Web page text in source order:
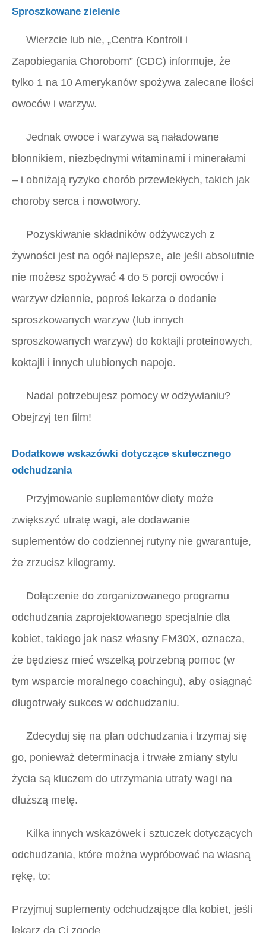
Sproszkowane zielenie
Wierzcie lub nie, „Centra Kontroli i
Zapobiegania Chorobom” (CDC) informuje, że
tylko 1 na 10 Amerykanów spożywa zalecane ilości
owoców i warzyw.
Jednak owoce i warzywa są naładowane
błonnikiem, niezbędnymi witaminami i minerałami
– i obniżają ryzyko chorób przewlekłych, takich jak
choroby serca i nowotwory.
Pozyskiwanie składników odżywczych z
żywności jest na ogół najlepsze, ale jeśli absolutnie
nie możesz spożywać 4 do 5 porcji owoców i
warzyw dziennie, poproś lekarza o dodanie
sproszkowanych warzyw (lub innych
sproszkowanych warzyw) do koktajli proteinowych,
koktajli i innych ulubionych napoje.
Nadal potrzebujesz pomocy w odżywianiu?
Obejrzyj ten film!
Dodatkowe wskazówki dotyczące skutecznego
odchudzania
Przyjmowanie suplementów diety może
zwiększyć utratę wagi, ale dodawanie
suplementów do codziennej rutyny nie gwarantuje,
że zrzucisz kilogramy.
Dołączenie do zorganizowanego programu
odchudzania zaprojektowanego specjalnie dla
kobiet, takiego jak nasz własny FM30X, oznacza,
że ​​będziesz mieć wszelką potrzebną pomoc (w
tym wsparcie moralnego coachingu), aby osiągnąć
długotrwały sukces w odchudzaniu.
Zdecyduj się na plan odchudzania i trzymaj się
go, ponieważ determinacja i trwałe zmiany stylu
życia są kluczem do utrzymania utraty wagi na
dłuższą metę.
Kilka innych wskazówek i sztuczek dotyczących
odchudzania, które można wypróbować na własną
rękę, to:
Przyjmuj suplementy odchudzające dla kobiet, jeśli
lekarz da Ci zgodę